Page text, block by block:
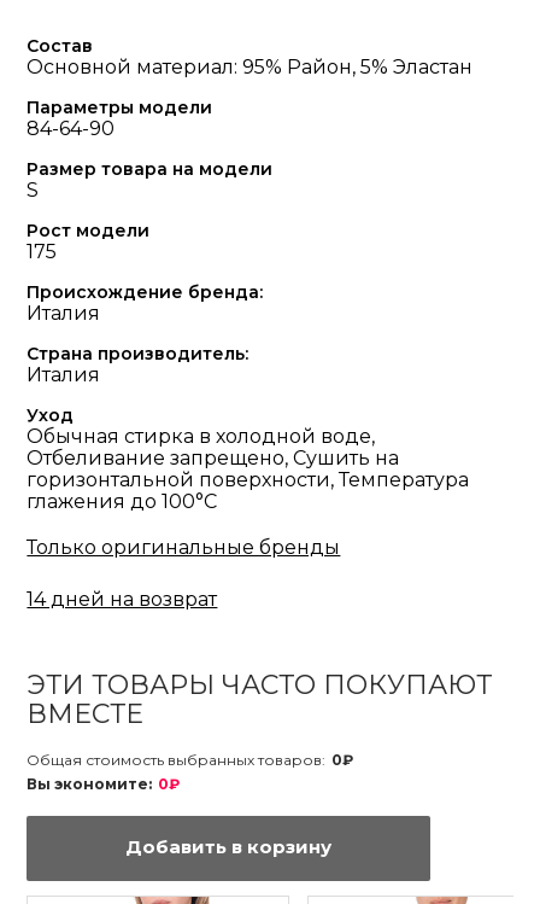
Состав
Основной материал: 95% Район, 5% Эластан
Параметры модели
84-64-90
Размер товара на модели
S
Рост модели
175
Происхождение бренда:
Италия
Страна производитель:
Италия
Уход
Обычная стирка в холодной воде,
Отбеливание запрещено, Сушить на
горизонтальной поверхности, Температура
глажения до 100°С
Только оригинальные бренды
14 дней на возврат
ЭТИ ТОВАРЫ ЧАСТО ПОКУПАЮТ
ВМЕСТЕ
Общая стоимость выбранных товаров: 0₽
Вы экономите: 0₽
Добавить в корзину